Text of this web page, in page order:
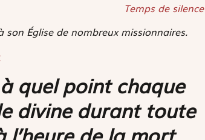
Temps de silence
son Église de nombreux missionnaires.
quel point chaque
divine durant toute